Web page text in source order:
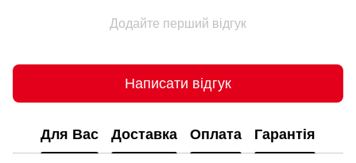
Додайте перший відгук
Написати відгук
Для Вас Доставка Оплата Гарантія